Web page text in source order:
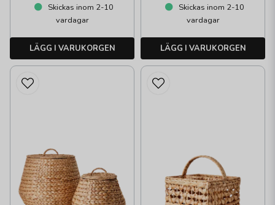
Skickas inom 2-10
vardagar
LÄGG I VARUKORGEN
Skickas inom 2-10
vardagar
LÄGG I VARUKORGEN